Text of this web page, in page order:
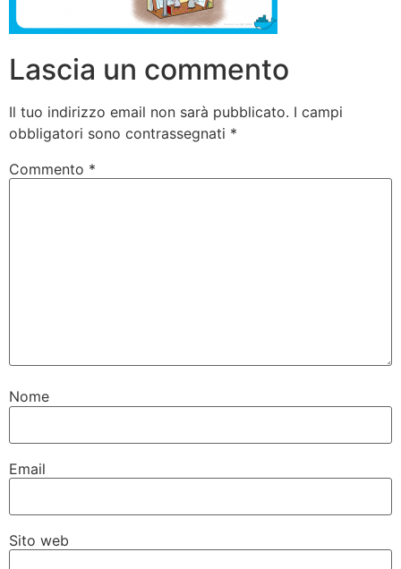
Lascia un commento
Il tuo indirizzo email non sarà pubblicato. I campi
obbligatori sono contrassegnati *
Commento *
Nome
Email
Sito web